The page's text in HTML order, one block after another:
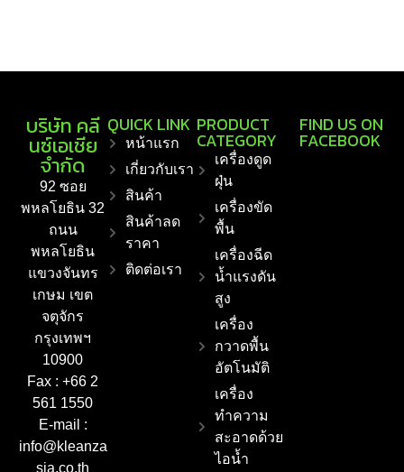
บริษัท คลี
นซ์เอเชีย
จำกัด
92 ซอย
พหลโยธิน 32
ถนน
พหลโยธิน
แขวงจันทร
เกษม เขต
จตุจักร
กรุงเทพฯ
10900
Fax : +66 2
561 1550
E-mail :
info@kleanza
sia.co.th
QUICK LINK
หน้าแรก
เกี่ยวกับเรา
สินค้า
สินค้าลด
ราคา
ติดต่อเรา
PRODUCT
CATEGORY
เครื่องดูด
ฝุ่น
เครื่องขัด
พื้น
เครื่องฉีด
น้ำแรงดัน
สูง
เครื่อง
กวาดพื้น
อัตโนมัติ
เครื่อง
ทำความ
สะอาดด้วย
ไอน้ำ
FIND US ON
FACEBOOK